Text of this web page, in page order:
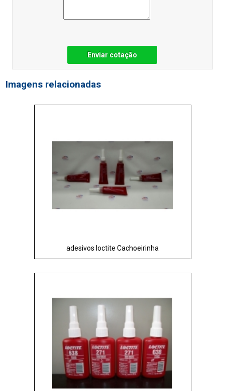
Enviar cotação
Imagens relacionadas
adesivos loctite Cachoeirinha